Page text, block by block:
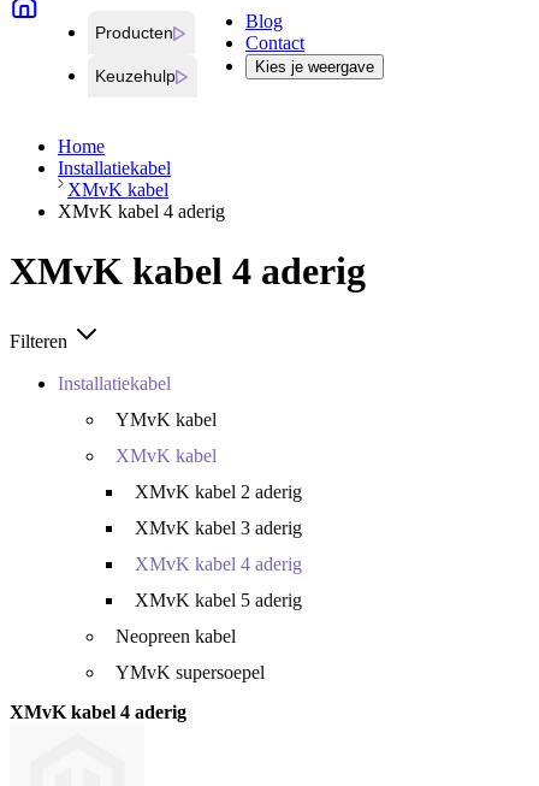
Producten
Keuzehulp
Blog
Contact
Kies je weergave
Home
Installatiekabel
XMvK kabel
XMvK kabel 4 aderig
XMvK kabel 4 aderig
Filteren
Installatiekabel
YMvK kabel
XMvK kabel
XMvK kabel 2 aderig
XMvK kabel 3 aderig
XMvK kabel 4 aderig
XMvK kabel 5 aderig
Neopreen kabel
YMvK supersoepel
XMvK kabel 4 aderig